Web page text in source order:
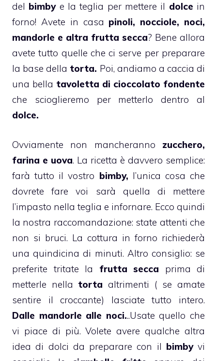
del bimbye la teglia per mettere il dolce in
forno! Avete in casa pinoli, nocciole, noci,
mandorle e altra frutta secca? Bene allora
avete tutto quelle che ci serve per preparare
la base della torta. Poi, andiamo a caccia di
una bella tavoletta di cioccolato fondente
che scioglieremo per metterlo dentro al
dolce.
Ovviamente non mancheranno zucchero,
farina e uova. La ricetta è davvero semplice:
farà tutto il vostro bimby, l’unica cosa che
dovrete fare voi sarà quella di mettere
l’impasto nella teglia e infornare. Ecco quindi
la nostra raccomandazione: state attenti che
non si bruci. La cottura in forno richiederà
una quindicina di minuti. Altro consiglio: se
preferite tritate la frutta secca prima di
metterle nella torta altrimenti ( se amate
sentire il croccante) lasciate tutto intero.
Dalle mandorle alle noci...Usate quello che
vi piace di più. Volete avere qualche altra
idea di dolci da preparare con il bimbyvi